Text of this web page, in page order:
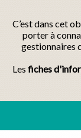
C’est dans cet
porter à
gestionnaires
Les fiches